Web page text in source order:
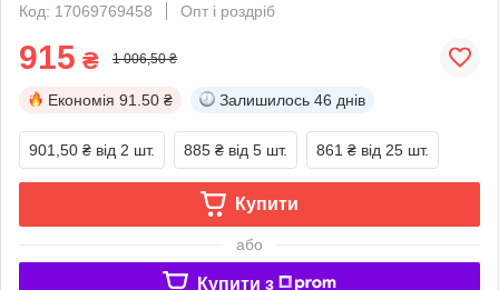
Код: 17069769458
Опт і роздріб
915 ₴ 1 006,50 ₴
Економія 91.50 ₴ Залишилось 46 днів
901,50 ₴ від 2 шт. 885 ₴ від 5 шт. 861 ₴ від 25 шт.
Купити
або
Купити з